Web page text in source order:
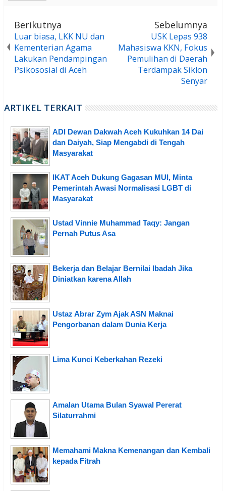
Berikutnya
Luar biasa, LKK NU dan
Kementerian Agama
Lakukan Pendampingan
Psikososial di Aceh
Sebelumnya
USK Lepas 938
Mahasiswa KKN, Fokus
Pemulihan di Daerah
Terdampak Siklon
Senyar
ARTIKEL TERKAIT
ADI Dewan Dakwah Aceh Kukuhkan 14 Dai
dan Daiyah, Siap Mengabdi di Tengah
Masyarakat
IKAT Aceh Dukung Gagasan MUI, Minta
Pemerintah Awasi Normalisasi LGBT di
Masyarakat
Ustad Vinnie Muhammad Taqy: Jangan
Pernah Putus Asa
Bekerja dan Belajar Bernilai Ibadah Jika
Diniatkan karena Allah
Ustaz Abrar Zym Ajak ASN Maknai
Pengorbanan dalam Dunia Kerja
Lima Kunci Keberkahan Rezeki
Amalan Utama Bulan Syawal Pererat
Silaturrahmi
Memahami Makna Kemenangan dan Kembali
kepada Fitrah